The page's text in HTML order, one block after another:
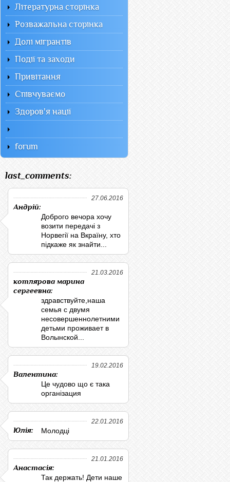
Літературна сторінка
Розважальна сторінка
Долі мігрантів
Події та заходи
Привітання
Співчуваємо
Здоров'я нації
forum
last_comments:
27.06.2016
Андрій:
Доброго вечора хочу
возити передачі з
Норвегії на Вкраїну, хто
підкаже як знайти...
21.03.2016
котлярова марина
сергеевна:
здравствуйте,наша
семья с двумя
несовершеннолетними
детьми проживает в
Волынской...
19.02.2016
Валентина:
Це чудово що є така
організация
22.01.2016
Юлія: Молодці
21.01.2016
Анастасія:
Так держать! Дети наше